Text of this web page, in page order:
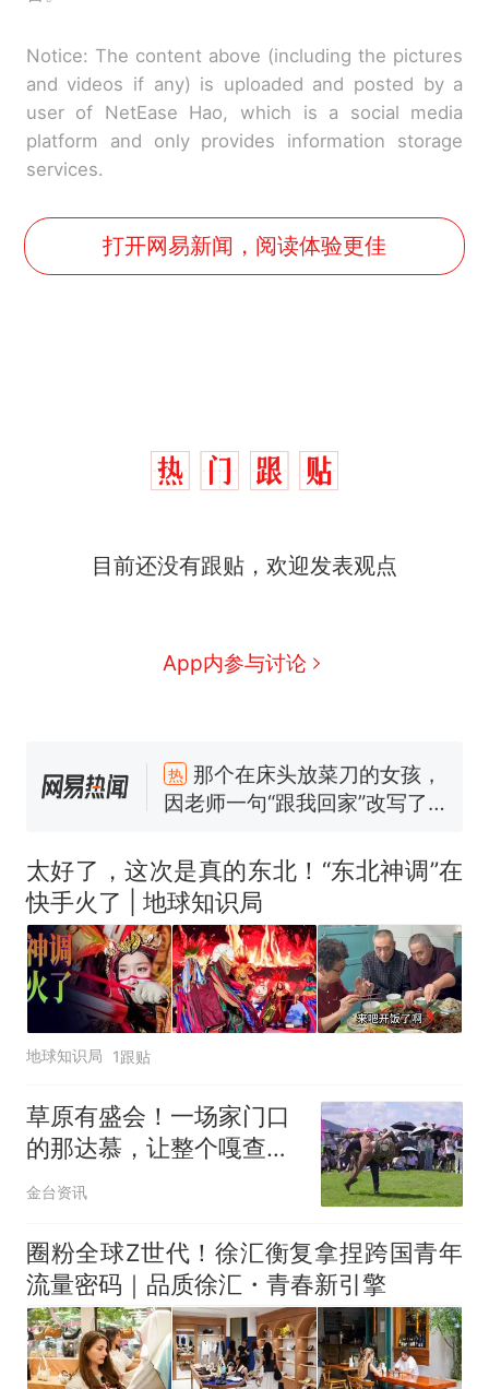
Notice: The content above (including the pictures
and videos if any) is uploaded and posted by a
user of NetEase Hao, which is a social media
platform and only provides information storage
services.
打开网易新闻，阅读体验更佳
目前还没有跟贴，欢迎发表观点
App内参与讨论
热
那个在床头放菜刀的女孩，
因老师一句“跟我回家”改写了
么？
费大厨“全国小炒肉大王”称
号，仅凭视频评出？中国烹饪
协会回应
男子上山采菌偶然发现鸡枞菌
窝，原地守1天等它长大：挖了
140多朵
美国渔民钓获鲨鱼徒手将其拽
回大海 目击者直呼震惊 （视频
那个在床头放菜刀的女孩，
因老师一句“跟我回家”改写了
太好了，这次是真的东北！“东北神调”在
快手火了 | 地球知识局
地球知识局 1跟贴
草原有盛会！一场家门口
的那达慕，让整个嘎查都
“燃”起来了
金台资讯
圈粉全球Z世代！徐汇衡复拿捏跨国青年
流量密码｜品质徐汇・青春新引擎